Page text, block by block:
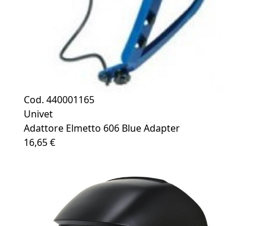
Cod. 440001165
Univet
Adattore Elmetto 606 Blue Adapter
16,65 €